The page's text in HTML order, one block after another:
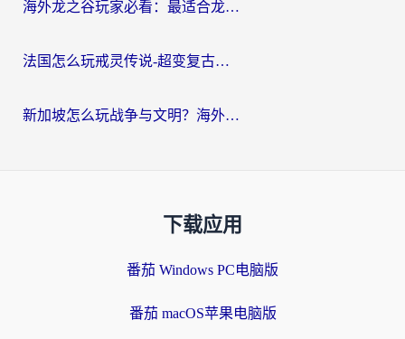
海外龙之谷玩家必看：最适合龙之谷的加速器，解决延迟卡顿还能畅玩幻书启示录和梦幻西游？
法国怎么玩戒灵传说-超变复古传奇？海外玩家国服游戏加速终极指南
新加坡怎么玩战争与文明？海外党国服游戏加速器终极避坑指南
下载应用
番茄 Windows PC电脑版
番茄 macOS苹果电脑版